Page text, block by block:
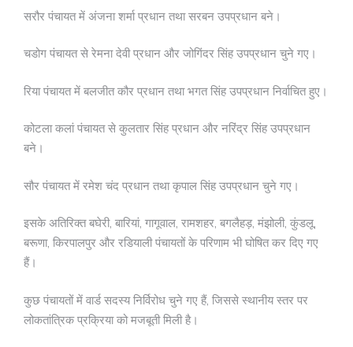
सरौर पंचायत में अंजना शर्मा प्रधान तथा सरबन उपप्रधान बने।
चडोग पंचायत से रेमना देवी प्रधान और जोगिंदर सिंह उपप्रधान चुने गए।
रिया पंचायत में बलजीत कौर प्रधान तथा भगत सिंह उपप्रधान निर्वाचित हुए।
कोटला कलां पंचायत से कुलतार सिंह प्रधान और नरिंद्र सिंह उपप्रधान
बने।
सौर पंचायत में रमेश चंद प्रधान तथा कृपाल सिंह उपप्रधान चुने गए।
इसके अतिरिक्त बघेरी, बारियां, गागूवाल, रामशहर, बगलैहड़, मंझोली, कुंडलू,
बरूणा, किरपालपुर और रडियाली पंचायतों के परिणाम भी घोषित कर दिए गए
हैं।
कुछ पंचायतों में वार्ड सदस्य निर्विरोध चुने गए हैं, जिससे स्थानीय स्तर पर
लोकतांत्रिक प्रक्रिया को मजबूती मिली है।